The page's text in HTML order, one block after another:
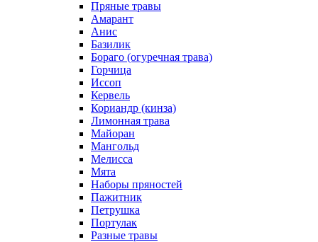
Пряные травы
Амарант
Анис
Базилик
Бораго (огуречная трава)
Горчица
Иссоп
Кервель
Кориандр (кинза)
Лимонная трава
Майоран
Мангольд
Мелисса
Мята
Наборы пряностей
Пажитник
Петрушка
Портулак
Разные травы